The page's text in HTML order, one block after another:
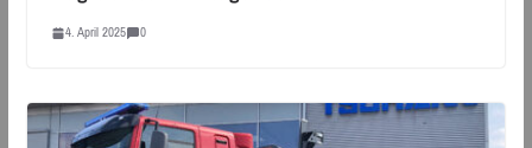
4. April 2025 0